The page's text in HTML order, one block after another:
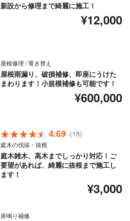
新設から修理まで綺麗に施工！
¥12,000
屋根修理 / 葺き替え
屋根雨漏り、破損補修、即座にうけた
まわります！小規模補修も可能です！
¥600,000
4.69 (18)
庭木の伐採・抜根
庭木雑木、高木までしっかり対応！ご
要望があれば、綺麗に抜根まで施工し
ます！
¥3,000
床鳴り補修